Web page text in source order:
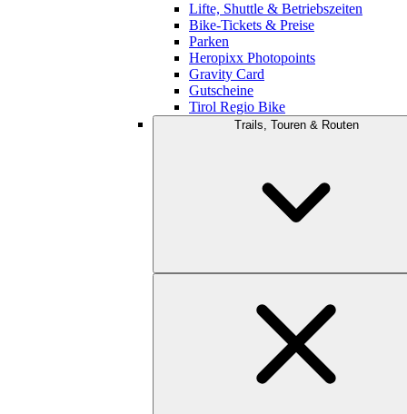
Lifte, Shuttle & Betriebszeiten
Bike-Tickets & Preise
Parken
Heropixx Photopoints
Gravity Card
Gutscheine
Tirol Regio Bike
Trails, Touren & Routen